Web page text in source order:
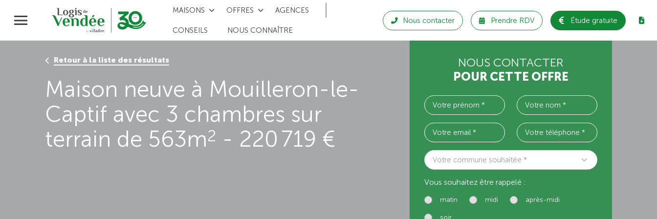
MAISONS OFFRES AGENCES
CONSEILS NOUS CONNAÎTRE
Nous contacter Prendre RDV Étude gratuite
Retour à la liste des résultats
Maison neuve à Mouilleron-le-
Captif avec 3 chambres sur
terrain de 563m2 - 220 719 €
NOUS CONTACTER
POUR CETTE OFFRE
Votre commune souhaitée *
Vous souhaitez être rappelé :
matin midi après-midi